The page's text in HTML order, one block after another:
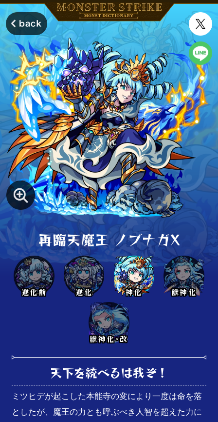
再臨天魔王 ノブナガX
進化前 進化 神化 獣神化
獣神化･改
天下を統べるは我ぞ！
ミツヒデが起こした本能寺の変により一度は命を落
としたが、魔王の力とも呼ぶべき人智を超えた力に